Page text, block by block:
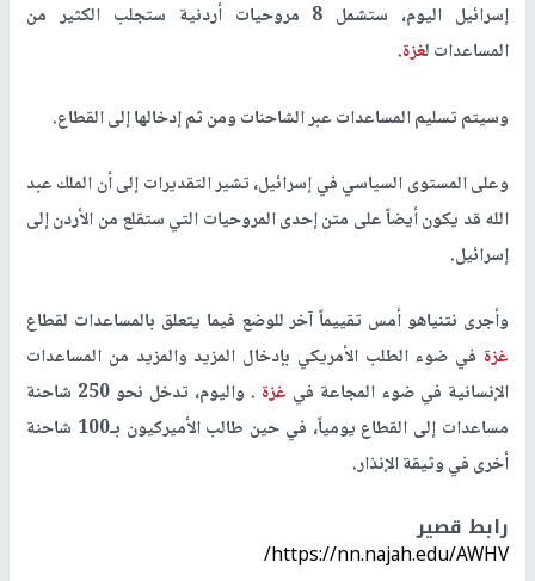
إسرائيل اليوم، ستشمل 8 مروحيات أردنية ستجلب الكثير من
المساعدات لغزة.
وسيتم تسليم المساعدات عبر الشاحنات ومن ثم إدخالها إلى القطاع.
وعلى المستوى السياسي في إسرائيل، تشير التقديرات إلى أن الملك عبد
الله قد يكون أيضاً على متن إحدى المروحيات التي ستقلع من الأردن إلى
إسرائيل.
وأجرى نتنياهو أمس تقييماً آخر للوضع فيما يتعلق بالمساعدات لقطاع
غزة في ضوء الطلب الأمريكي بإدخال المزيد والمزيد من المساعدات
الإنسانية في ضوء المجاعة في غزة
. واليوم، تدخل نحو 250 شاحنة
مساعدات إلى القطاع يومياً، في حين طالب الأميركيون بـ100 شاحنة
أخرى في وثيقة الإنذار.
رابط قصير
https://nn.najah.edu/AWHV/